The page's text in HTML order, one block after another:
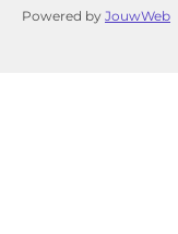
Powered by JouwWeb